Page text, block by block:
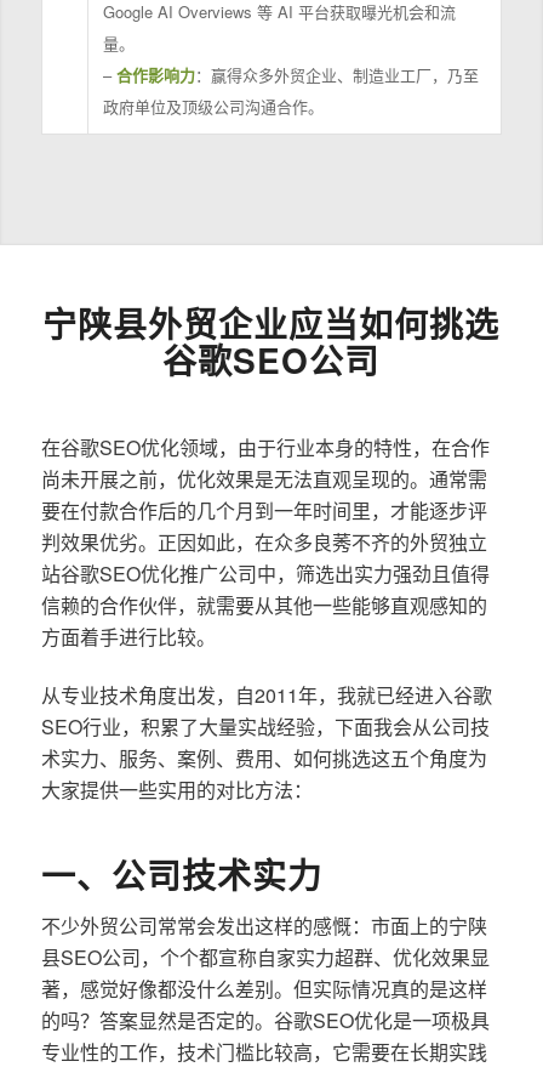
Google AI Overviews 等 AI 平台获取曝光机会和流
量。
–合作影响力：赢得众多外贸企业、制造业工厂，乃至
政府单位及顶级公司沟通合作。
宁陕县外贸企业应当如何挑选
谷歌SEO公司
在谷歌SEO优化领域，由于行业本身的特性，在合作
尚未开展之前，优化效果是无法直观呈现的。通常需
要在付款合作后的几个月到一年时间里，才能逐步评
判效果优劣。正因如此，在众多良莠不齐的外贸独立
站谷歌SEO优化推广公司中，筛选出实力强劲且值得
信赖的合作伙伴，就需要从其他一些能够直观感知的
方面着手进行比较。
从专业技术角度出发，自2011年，我就已经进入谷歌
SEO行业，积累了大量实战经验，下面我会从公司技
术实力、服务、案例、费用、如何挑选这五个角度为
大家提供一些实用的对比方法：
一、公司技术实力
不少外贸公司常常会发出这样的感慨：市面上的宁陕
县SEO公司，个个都宣称自家实力超群、优化效果显
著，感觉好像都没什么差别。但实际情况真的是这样
的吗？答案显然是否定的。谷歌SEO优化是一项极具
专业性的工作，技术门槛比较高，它需要在长期实践